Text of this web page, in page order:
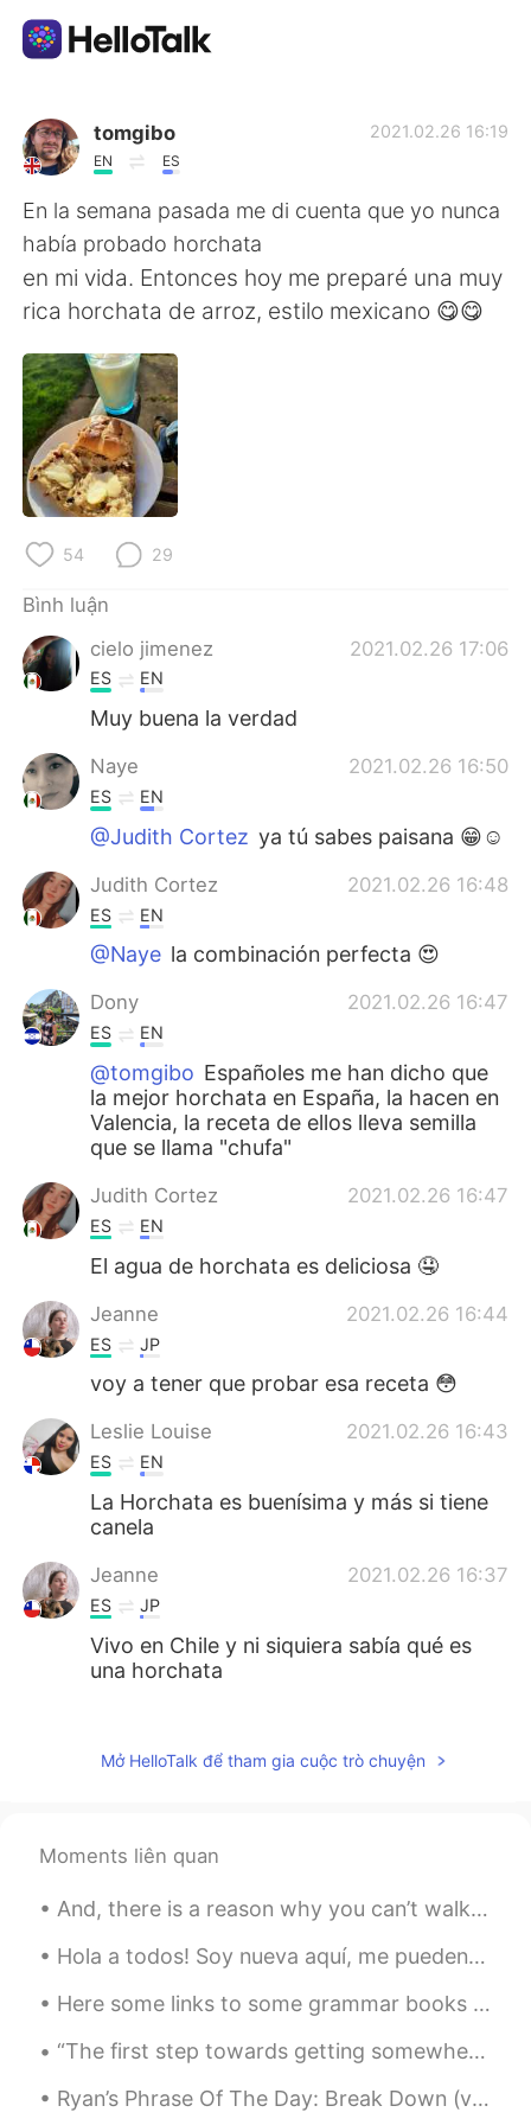
Ứng dụng trao đổi ngôn ngữ
AI Grammar Checker
Tiếng Việt
English
繁體中文
العربية
Deutsch
한국어
ไทย
Italiano Türkçe
Português
tomgibo
EN ES
2021.02.26 16:19
En la semana pasada me di cuenta que yo nunca
había probado horchata
en mi vida. Entonces hoy me preparé una muy
rica horchata de arroz, estilo mexicano 😋😋
54 29
Bình luận
cielo jimenez
2021.02.26 17:06
ES EN
Muy buena la verdad
Naye 2021.02.26 16:50
ES EN
@Judith Cortez ya tú sabes paisana 😁☺
Judith Cortez 2021.02.26 16:48
ES EN
@Naye la combinación perfecta 😍
Dony 2021.02.26 16:47
ES EN
@tomgibo Españoles me han dicho que
la mejor horchata en España, la hacen en
Valencia, la receta de ellos lleva semilla
que se llama "chufa"
Judith Cortez 2021.02.26 16:47
ES EN
El agua de horchata es deliciosa 🤤
Jeanne 2021.02.26 16:44
ES JP
voy a tener que probar esa receta 😳
Leslie Louise 2021.02.26 16:43
ES EN
La Horchata es buenísima y más si tiene
canela
Jeanne 2021.02.26 16:37
ES JP
Vivo en Chile y ni siquiera sabía qué es
una horchata
ES EN
En la semana pasada me di cuenta
en mi vida.
a semana pasada me di cuenta que
nunca había probado horchata en mi
vida.
tomgibo 2021.02.26 16:33
Mở HelloTalk để tham gia cuộc trò chuyện
Moments liên quan
And, there is a reason why you can’t walk away. It is because we have belonged to each other from...
Hola a todos! Soy nueva aquí, me pueden ayudar con el español por favor? Puedo ayudarlos con el i...
Here some links to some grammar books 📚 that I think think 🤔 💭 are useful and we can go through i...
“The first step towards getting somewhere is to decide you’re not going to stay where you are.” —...
Ryan’s Phrase Of The Day: Break Down (verb) Meaning (1): Make sth clearer/more specific Exampl...